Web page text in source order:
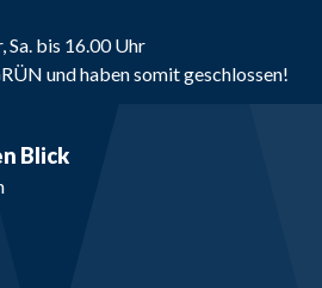
Sa. bis 16.00 Uhr
und haben somit geschlossen!
Blick